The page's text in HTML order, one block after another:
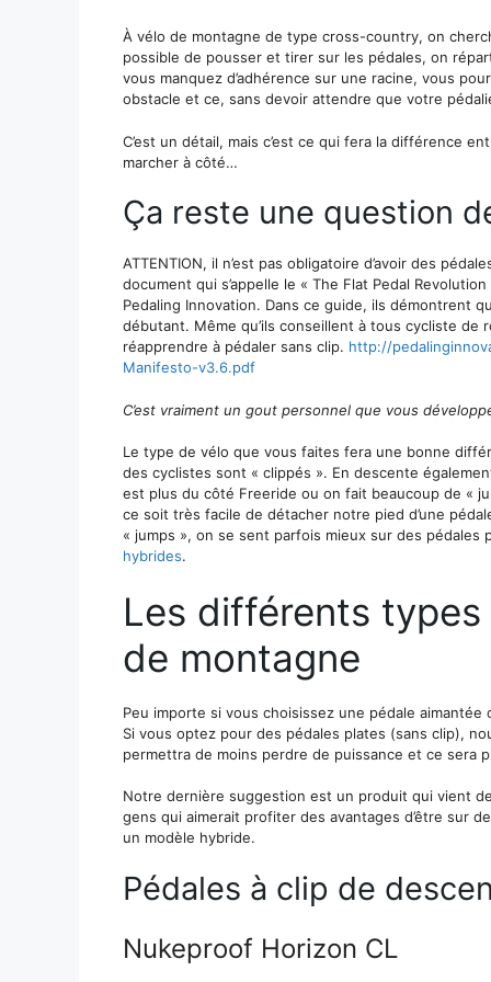
À vélo de montagne de type cross-country, on
possible de pousser et tirer sur les pédales, on
vous manquez d’adhérence sur une racine, vous
obstacle et ce, sans devoir attendre que votre
C’est un détail, mais c’est ce qui fera la différence
marcher à côté…
Ça reste une question
ATTENTION, il n’est pas obligatoire d’avoir des
document qui s’appelle le « The Flat Pedal
Pedaling Innovation. Dans ce guide, ils démontrent
débutant. Même qu’ils conseillent à tous cycliste de
réapprendre à pédaler sans clip. http://
Manifesto-v3.6.pdf
C’est vraiment un gout personnel que vous
Le type de vélo que vous faites fera une bonne
des cyclistes sont « clippés ». En descente
est plus du côté Freeride ou on fait beaucoup de «
ce soit très facile de détacher notre pied d’une
« jumps », on se sent parfois mieux sur des
hybrides.
Les différents
de montagne
Peu importe si vous choisissez une pédale
Si vous optez pour des pédales plates (sans clip),
permettra de moins perdre de puissance et ce sera
Notre dernière suggestion est un produit qui vient
gens qui aimerait profiter des avantages d’être sur
un modèle hybride.
Pédales à clip de
Nukeproof Horizon CL